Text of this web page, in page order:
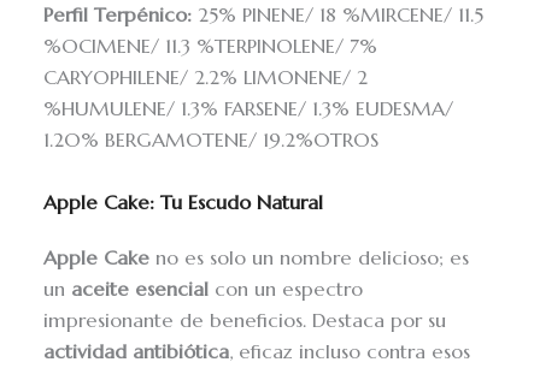
Perfil Terpénico: 25% PINENE/ 18 %MIRCENE/ 11.5
%OCIMENE/ 11.3 %TERPINOLENE/ 7%
CARYOPHILENE/ 2.2% LIMONENE/ 2
%HUMULENE/ 1.3% FARSENE/ 1.3% EUDESMA/
1.2O% BERGAMOTENE/ 19.2%OTROS
Apple Cake: Tu Escudo Natural
Apple Cake no es solo un nombre delicioso; es
un aceite esencial con un espectro
impresionante de beneficios. Destaca por su
actividad antibiótica, eficaz incluso contra esos